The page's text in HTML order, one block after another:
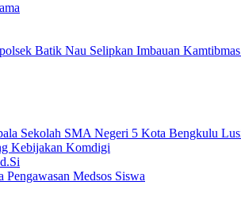
Batik Nau Selipkan Imbauan Kamtibmas
Kebijakan Komdigi
Medsos Siswa